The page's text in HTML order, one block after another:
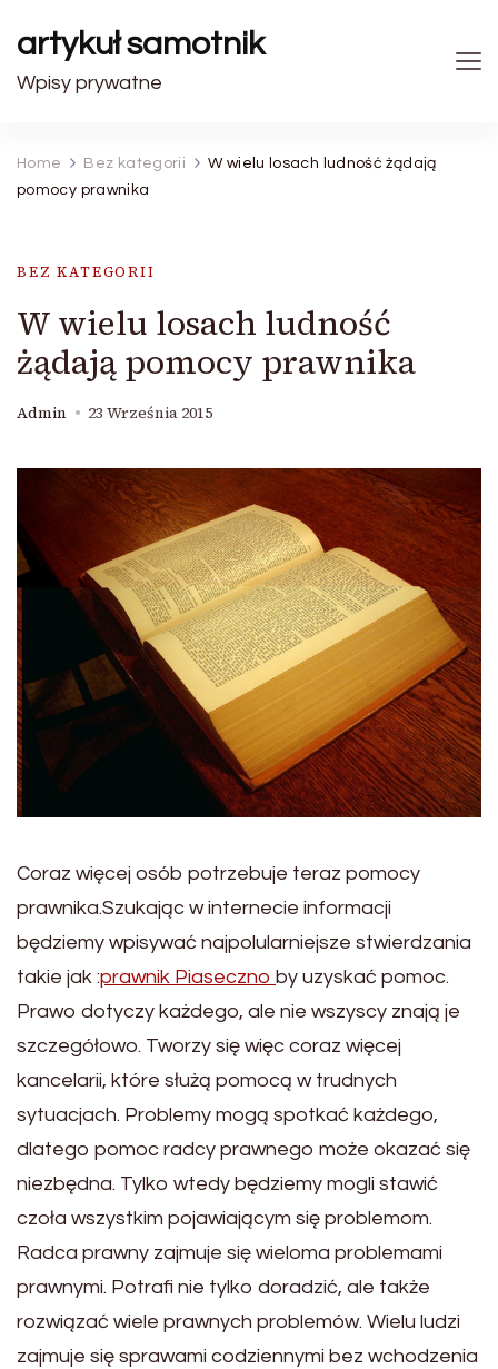
artykuł samotnik
Wpisy prywatne
Home Bez kategorii
W wielu losach ludność żądają
pomocy prawnika
BEZ KATEGORII
W wielu losach ludność
żądają pomocy prawnika
Admin 23 Września 2015
Coraz więcej osób potrzebuje teraz pomocy
prawnika.Szukając w internecie informacji
będziemy wpisywać najpolularniejsze stwierdzania
takie jak :prawnik Piaseczno by uzyskać pomoc.
Prawo dotyczy każdego, ale nie wszyscy znają je
szczegółowo. Tworzy się więc coraz więcej
kancelarii, które służą pomocą w trudnych
sytuacjach. Problemy mogą spotkać każdego,
dlatego pomoc radcy prawnego może okazać się
niezbędna. Tylko wtedy będziemy mogli stawić
czoła wszystkim pojawiającym się problemom.
Radca prawny zajmuje się wieloma problemami
prawnymi. Potrafi nie tylko doradzić, ale także
rozwiązać wiele prawnych problemów. Wielu ludzi
zajmuje się sprawami codziennymi bez wchodzenia